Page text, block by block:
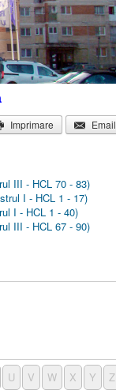
Imprimare
Email
III - HCL 70 - 83)
I - HCL 1 - 17)
I - HCL 1 - 40)
III - HCL 67 - 90)
U V W X Y
Z